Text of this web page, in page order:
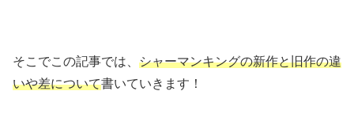
そこでこの記事では、 シャーマンキングの新作と旧作の違
いや差について書いていきます！